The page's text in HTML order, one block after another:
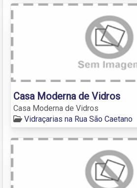
Casa Moderna de Vidros
Casa Moderna de Vidros
Vidraçarias na Rua São Caetano